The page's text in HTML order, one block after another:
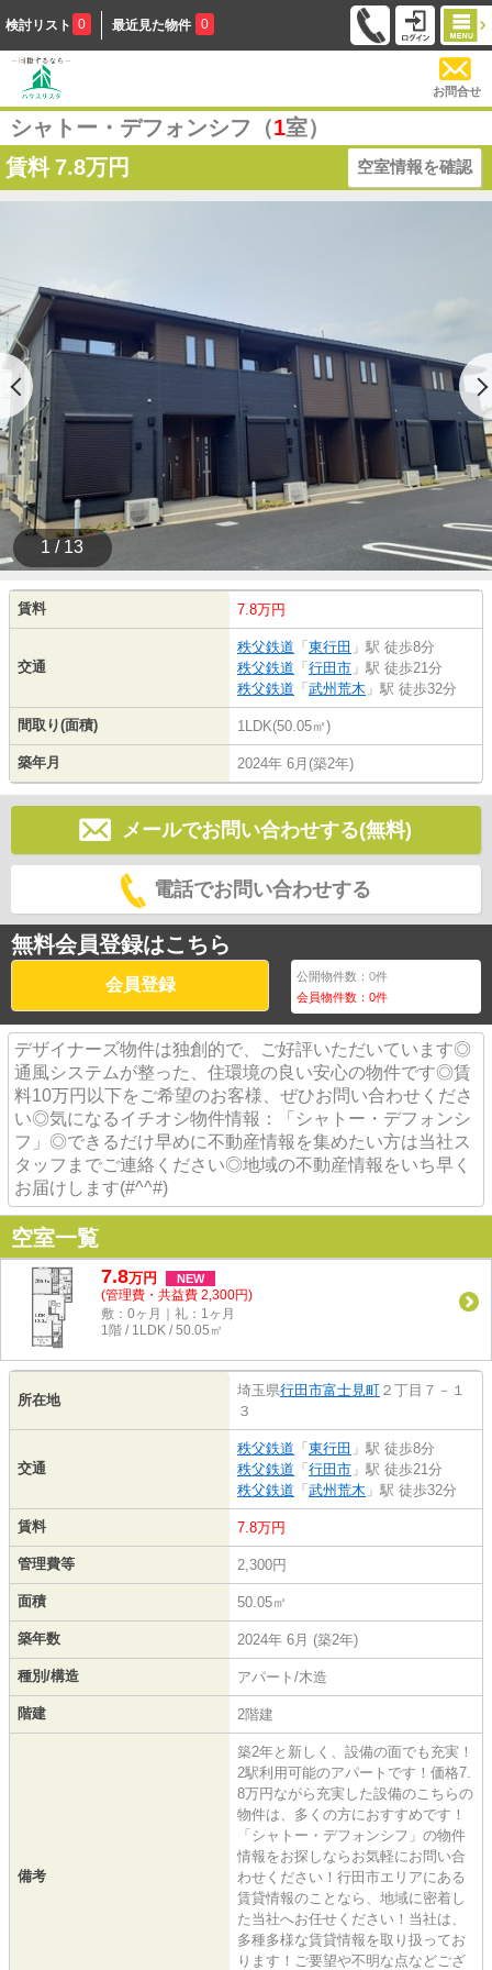
検討リスト 0 最近見た物件 0
お問合せ
シャトー・デフォンシフ（1室）
賃料 7.8万円 空室情報を確認
1 / 13
賃料 7.8万円
交通
秩父鉄道 「 東行田 」駅 徒歩8分
秩父鉄道 「 行田市 」駅 徒歩21分
秩父鉄道 「 武州荒木 」駅 徒歩32分
間取り(面積) 1LDK(50.05㎡)
築年月 2024年 6月(築2年)
メールでお問い合わせする(無料)
電話でお問い合わせする
無料会員登録はこちら
会員登録 公開物件数：0件
会員物件数：0件
デザイナーズ物件は独創的で、ご好評いただいています◎
通風システムが整った、住環境の良い安心の物件です◎賃
料10万円以下をご希望のお客様、ぜひお問い合わせくださ
い◎気になるイチオシ物件情報：「シャトー・デフォンシ
フ」◎できるだけ早めに不動産情報を集めたい方は当社ス
タッフまでご連絡ください◎地域の不動産情報をいち早く
お届けします(#^^#)
空室一覧
7.8万円 NEW
(管理費・共益費 2,300円)
敷：0ヶ月｜礼：1ヶ月
1階 / 1LDK / 50.05㎡
所在地
埼玉県行田市富士見町 ２丁目７－１
３
交通
秩父鉄道 「 東行田 」駅 徒歩8分
秩父鉄道 「 行田市 」駅 徒歩21分
秩父鉄道 「 武州荒木 」駅 徒歩32分
賃料 7.8万円
管理費等 2,300円
面積 50.05㎡
築年数 2024年 6月 (築2年)
種別/構造 アパート/木造
階建 2階建
備考
築2年と新しく、設備の面でも充実！
2駅利用可能のアパートです！価格7.
8万円ながら充実した設備のこちらの
物件は、多くの方におすすめです！
「シャトー・デフォンシフ」の物件
情報をお探しならお気軽にお問い合
わせください！行田市エリアにある
賃貸情報のことなら、地域に密着し
た当社へお任せください！当社は、
多種多様な賃貸情報を取り扱ってお
ります！ご要望や不明な点などござ